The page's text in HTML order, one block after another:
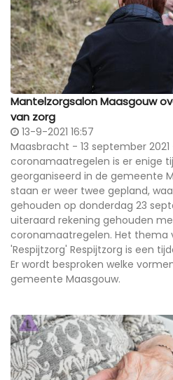
Mantelzorgsalon Maasgouw
van zorg
13-9-2021 16:57
Maasbracht - 13 september
coronamaatregelen is er enige
georganiseerd in de gemeente
staan er weer twee gepland,
gehouden op donderdag 23
uiteraard rekening gehouden
coronamaatregelen. Het thema
'Respijtzorg' Respijtzorg is een
Er wordt besproken welke
gemeente Maasgouw.